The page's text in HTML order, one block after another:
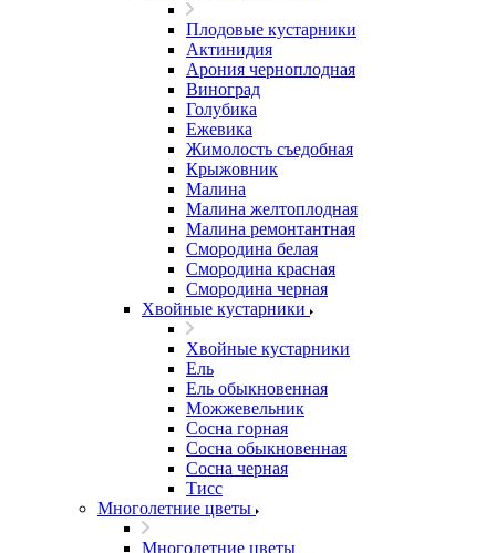
Плодовые кустарники
Актинидия
Арония черноплодная
Виноград
Голубика
Ежевика
Жимолость съедобная
Крыжовник
Малина
Малина желтоплодная
Малина ремонтантная
Смородина белая
Смородина красная
Смородина черная
Хвойные кустарники
Хвойные кустарники
Ель
Ель обыкновенная
Можжевельник
Сосна горная
Сосна обыкновенная
Сосна черная
Тисс
Многолетние цветы
Многолетние цветы